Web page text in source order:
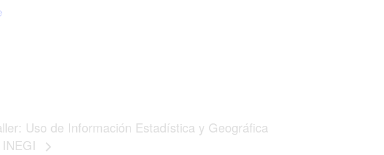
Uso de Información Estadística y Geográfica